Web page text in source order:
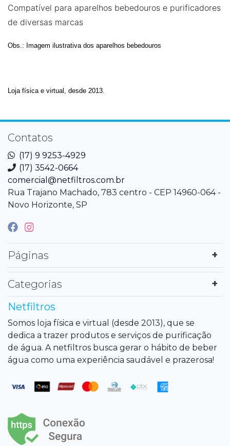
Compatível para aparelhos bebedouros e purificadores
de diversas marcas
Obs.: Imagem ilustrativa dos aparelhos bebedouros
Loja física e virtual, desde 2013.
Contatos
(17) 9 9253-4929
(17) 3542-0664
comercial@netfiltros.com.br
Rua Trajano Machado, 783 centro - CEP 14960-064 -
Novo Horizonte, SP
Páginas
Categorias
Netfiltros
Somos loja física e virtual (desde 2013), que se
dedica a trazer produtos e serviços de purificação
de água. A netfiltros busca gerar o hábito de beber
água como uma experiência saudável e prazerosa!